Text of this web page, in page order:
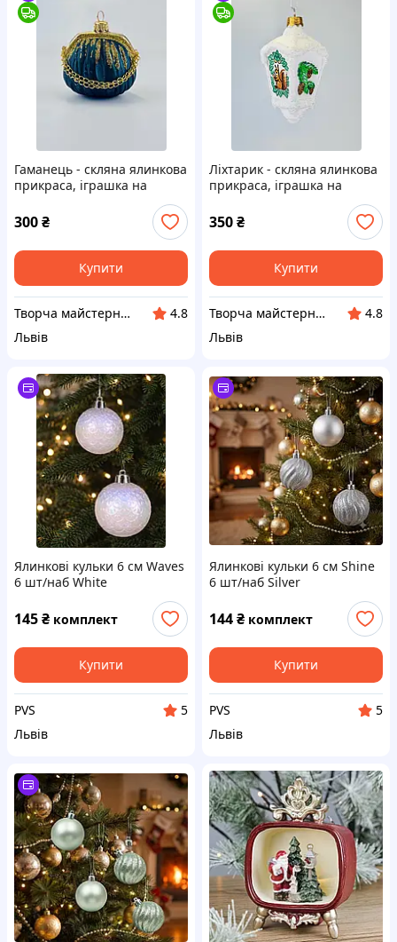
Гаманець - скляна ялинкова
прикраса, іграшка на
300₴
Купити
Творча майстерня "Сніжинка"
4.8
Львів
Ліхтарик - скляна ялинкова
прикраса, іграшка на
350₴
Купити
Творча майстерня "Сніжинка"
4.8
Львів
Ялинкові кульки 6 см Waves
6 шт/наб White
145₴ комплект
Купити
PVS
5
Львів
Ялинкові кульки 6 см Shine
6 шт/наб Silver
144₴ комплект
Купити
PVS
5
Львів